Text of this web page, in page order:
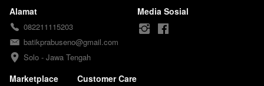
Alamat
082211115203
batikprabuseno@gmail.com
Solo - Jawa Tengah
Media Sosial
Marketplace Customer Care